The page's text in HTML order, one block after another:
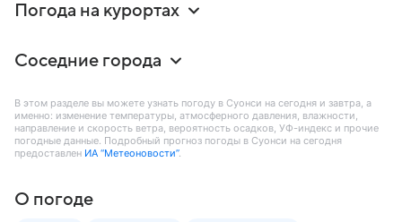
Погода на курортах
Соседние города
В этом разделе вы можете узнать погоду в Суонси на сегодня и завтра, а
именно: изменение температуры, атмосферного давления, влажности,
направление и скорость ветра, вероятность осадков, УФ-индекс и прочие
погодные данные. Подробный прогноз погоды в Суонси на сегодня
предоставлен ИА “Метеоновости”.
О погоде